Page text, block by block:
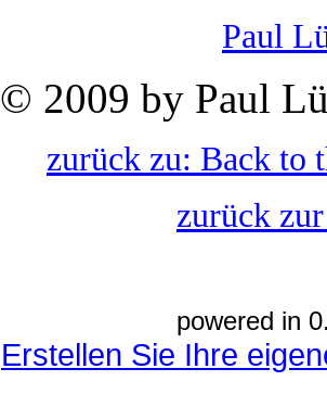
Paul
© 2009 by Paul
zurück zu: Back to
zurück
powered in
Erstellen Sie Ihre